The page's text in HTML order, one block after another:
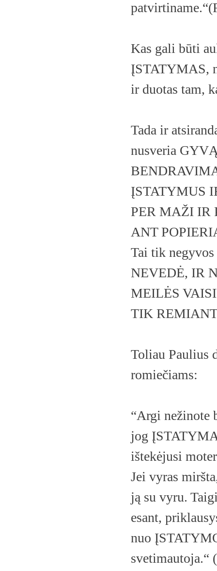
Kas gali būti
ĮSTATYMAS,
ir duotas tam,
Tada ir
nusveria
ĮSTATYMUS
PER MAŽI IR
ANT
Tai tik
NEVEDĖ, IR
MEILĖS
TIK
Toliau Paulius
romiečiams:
“Argi nežinote
jog
ištekėjusi
Jei vyras
ją su vyru.
esant,
nuo
svetimautoja.“